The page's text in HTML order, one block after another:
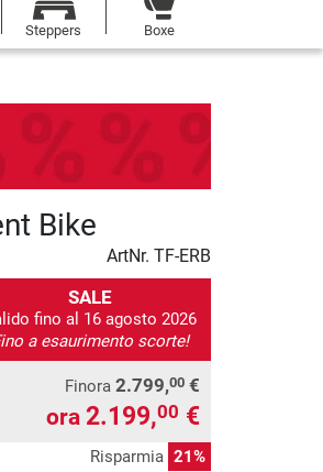
Steppers Boxe
Bike
ArtNr. TF-ERB
SALE
fino al 16 agosto 2026
a esaurimento scorte!
Finora 2.799,00 €
ora 2.199,00 €
Risparmia 21%